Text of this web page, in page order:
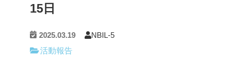
15日
2025.03.19
NBIL-5
活動報告